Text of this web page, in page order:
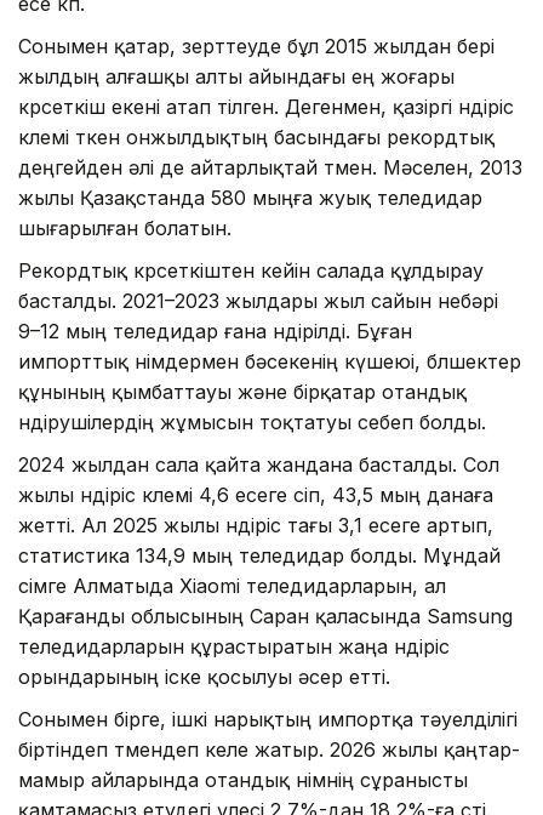
Сонымен қатар, зерттеуде бұл 2015 жылдан бері
жылдың алғашқы алты айындағы ең жоғары
көрсеткіш екені атап өтілген. Дегенмен, қазіргі өндіріс
көлемі өткен онжылдықтың басындағы рекордтық
деңгейден әлі де айтарлықтай төмен. Мәселен, 2013
жылы Қазақстанда 580 мыңға жуық теледидар
шығарылған болатын.
Рекордтық көрсеткіштен кейін салада құлдырау
басталды. 2021–2023 жылдары жыл сайын небәрі
9–12 мың теледидар ғана өндірілді. Бұған
импорттық өнімдермен бәсекенің күшеюі, бөлшектер
құнының қымбаттауы және бірқатар отандық
өндірушілердің жұмысын тоқтатуы себеп болды.
2024 жылдан сала қайта жандана басталды. Сол
жылы өндіріс көлемі 4,6 есеге өсіп, 43,5 мың данаға
жетті. Ал 2025 жылы өндіріс тағы 3,1 есеге артып,
статистика 134,9 мың теледидар болды. Мұндай
өсімге Алматыда Xiaomi теледидарларын, ал
Қарағанды облысының Саран қаласында Samsung
теледидарларын құрастыратын жаңа өндіріс
орындарының іске қосылуы әсер етті.
Сонымен бірге, ішкі нарықтың импортқа тәуелділігі
біртіндеп төмендеп келе жатыр. 2026 жылы қаңтар-
мамыр айларында отандық өнімнің сұранысты